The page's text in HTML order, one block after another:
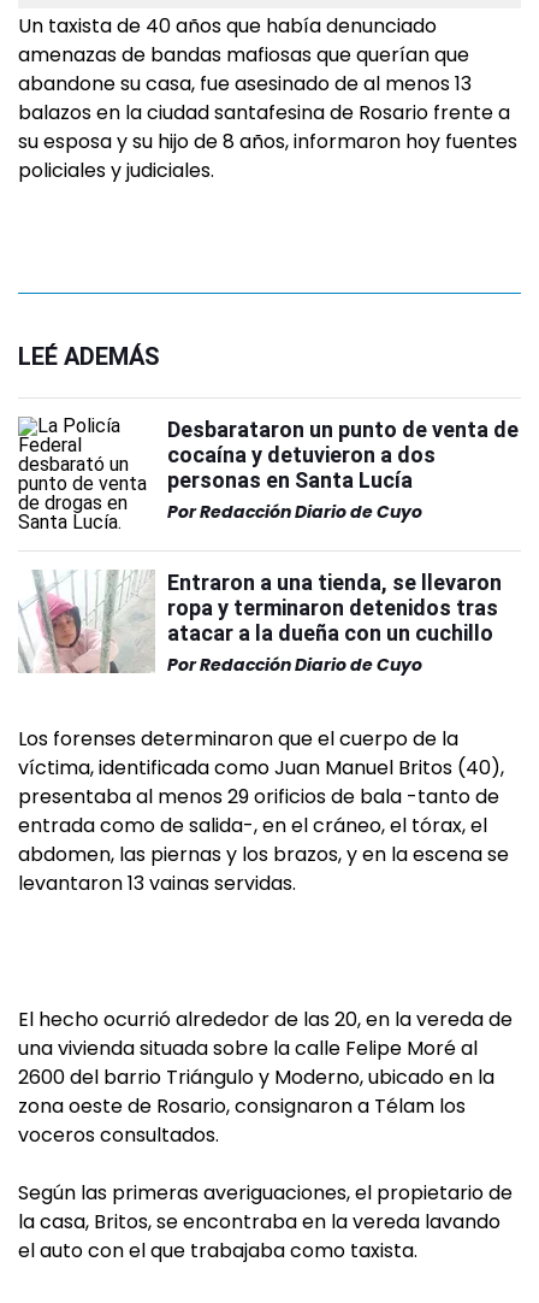
Un taxista de 40 años que había denunciado
amenazas de bandas mafiosas que querían que
abandone su casa, fue asesinado de al menos 13
balazos en la ciudad santafesina de Rosario frente a
su esposa y su hijo de 8 años, informaron hoy fuentes
policiales y judiciales.
LEÉ ADEMÁS
Desbarataron un punto de venta de
cocaína y detuvieron a dos
personas en Santa Lucía
PorRedacción Diario de Cuyo
Entraron a una tienda, se llevaron
ropa y terminaron detenidos tras
atacar a la dueña con un cuchillo
PorRedacción Diario de Cuyo
Los forenses determinaron que el cuerpo de la
víctima, identificada como Juan Manuel Britos (40),
presentaba al menos 29 orificios de bala -tanto de
entrada como de salida-, en el cráneo, el tórax, el
abdomen, las piernas y los brazos, y en la escena se
levantaron 13 vainas servidas.
El hecho ocurrió alrededor de las 20, en la vereda de
una vivienda situada sobre la calle Felipe Moré al
2600 del barrio Triángulo y Moderno, ubicado en la
zona oeste de Rosario, consignaron a Télam los
voceros consultados.
Según las primeras averiguaciones, el propietario de
la casa, Britos, se encontraba en la vereda lavando
el auto con el que trabajaba como taxista.